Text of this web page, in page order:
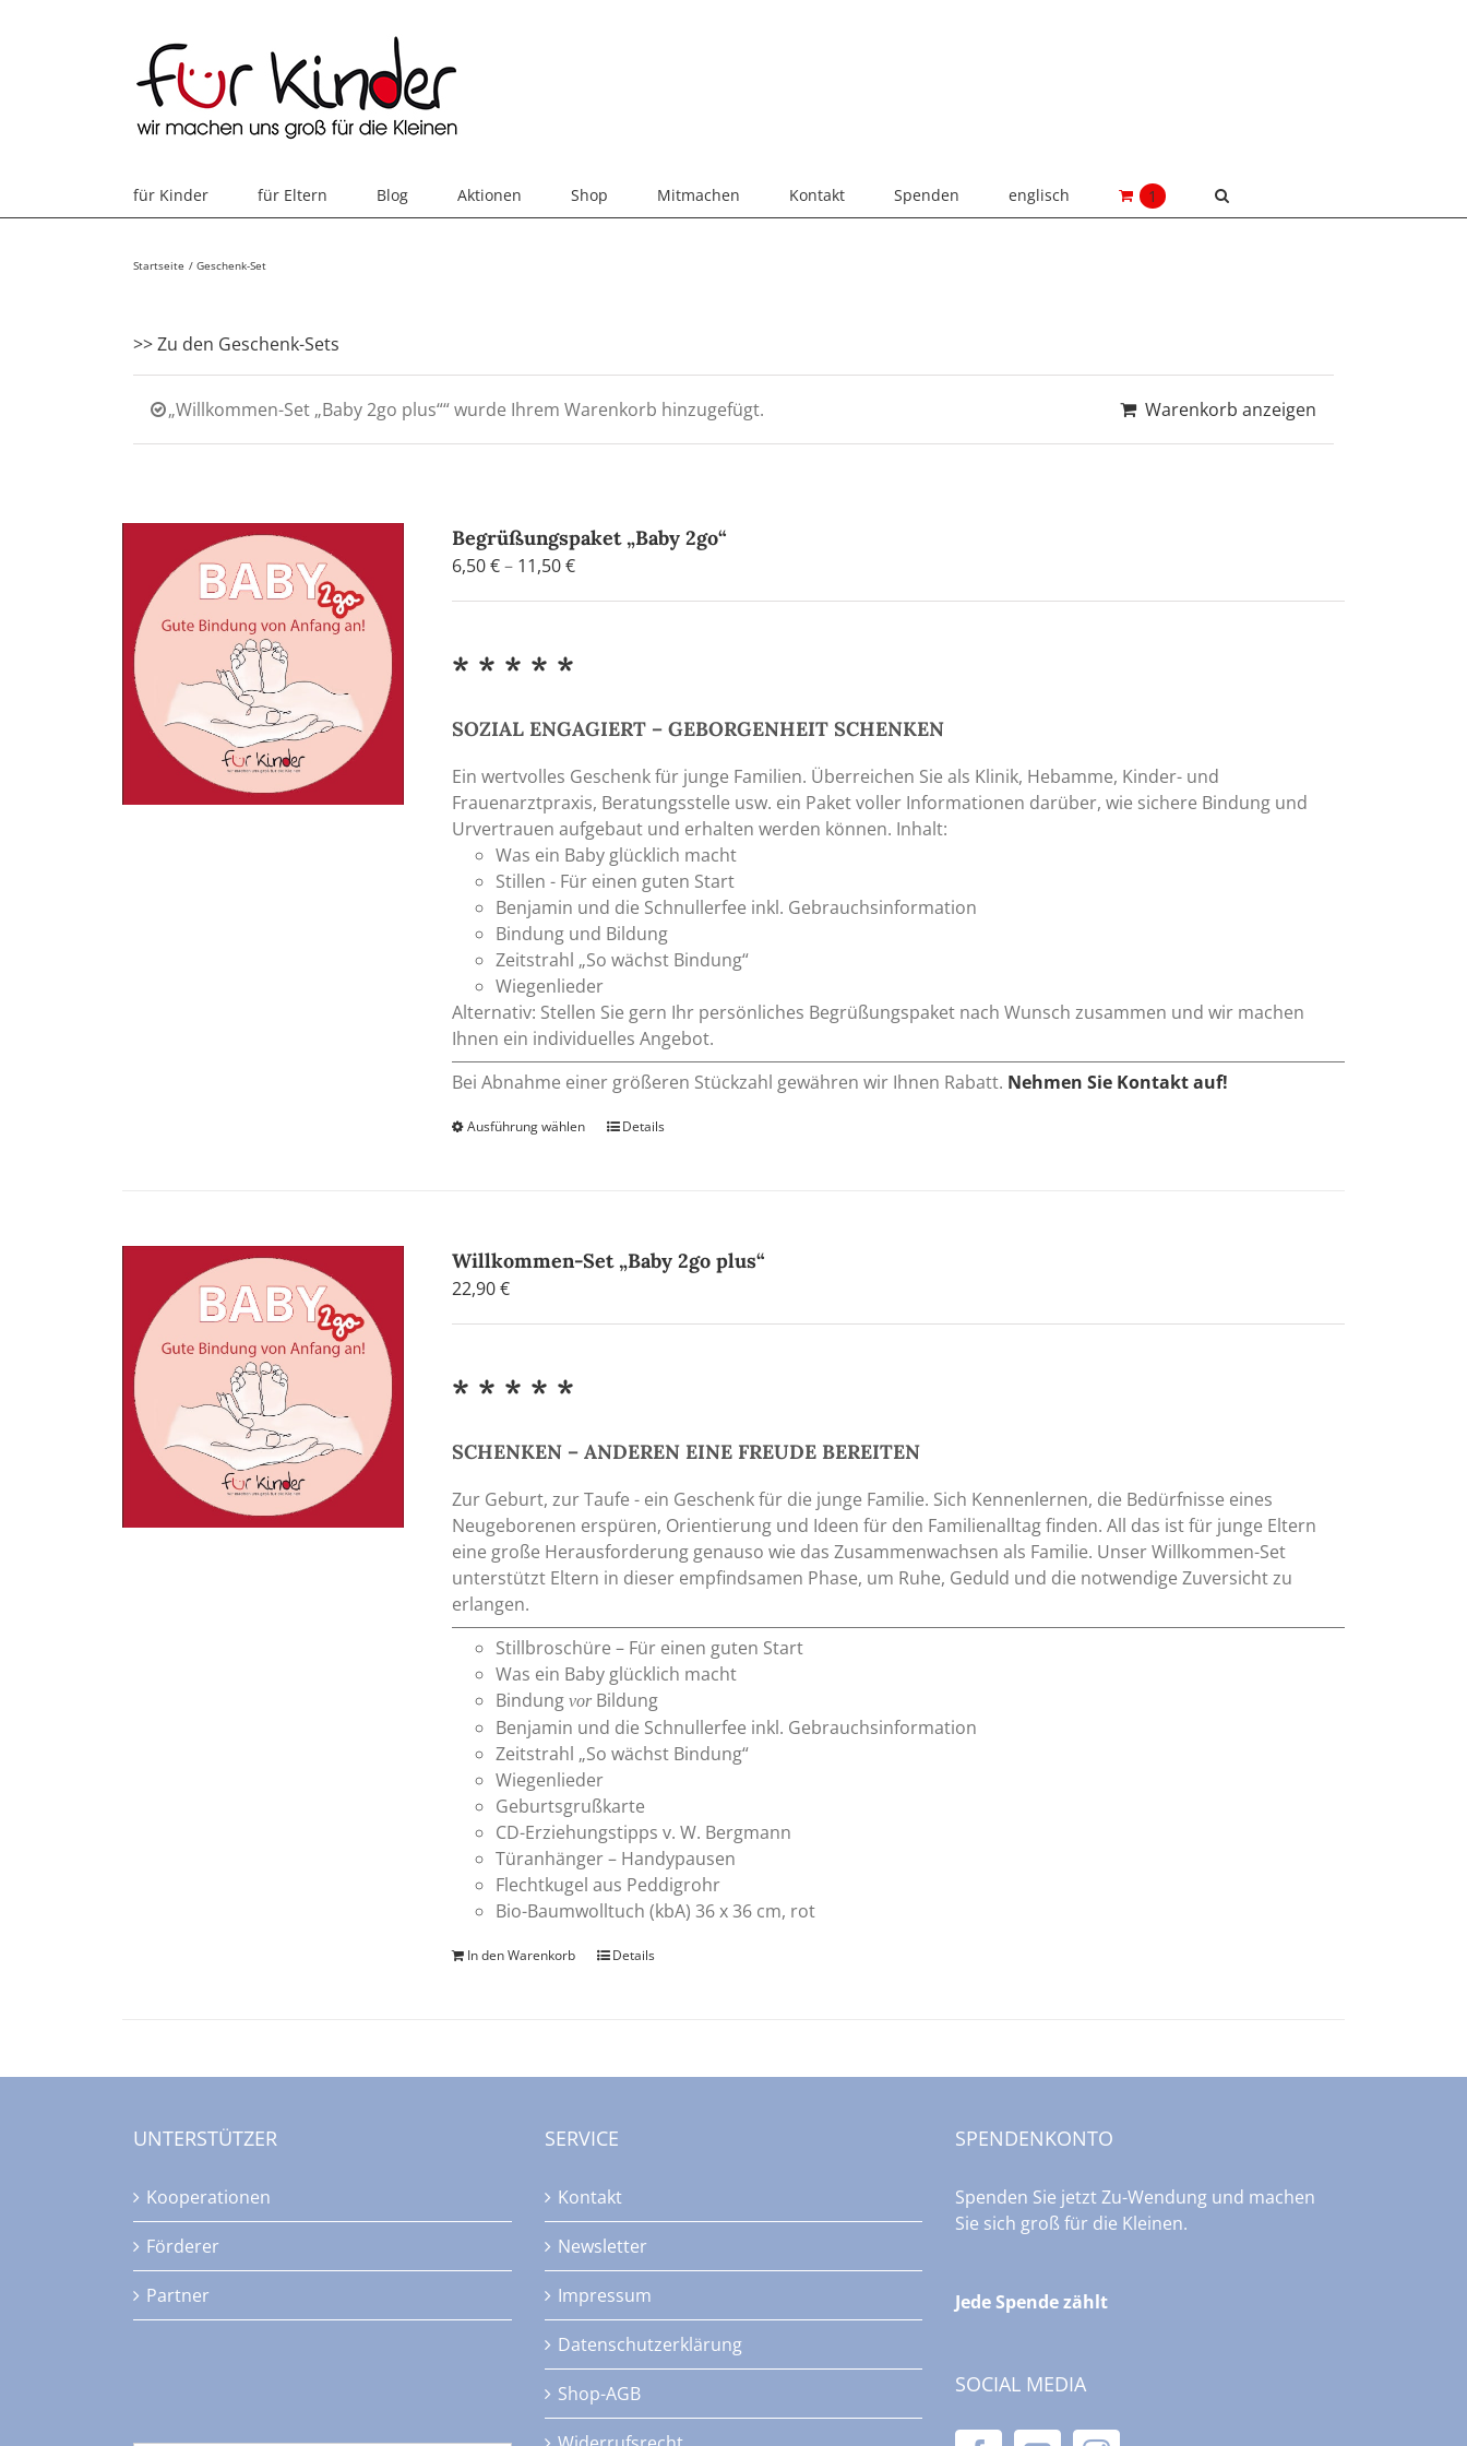
für Kinder für Eltern Blog Aktionen Shop Mitmachen Kontakt Spenden englisch 1
Startseite Geschenk-Set
>> Zu den Geschenk-Sets
„Willkommen-Set „Baby 2go plus““ wurde Ihrem Warenkorb hinzugefügt. Warenkorb anzeigen
Begrüßungspaket „Baby 2go“
6,50€– 11,50€Preisspanne:
* * * * *
SOZIAL ENGAGIERT – GEBORGENHEIT SCHENKEN
Ein wertvolles Geschenk für junge Familien. Überreichen Sie als Klinik, Hebamme, Kinder- und
Frauenarztpraxis, Beratungsstelle usw. ein Paket voller Informationen darüber, wie sichere Bindung und
Urvertrauen aufgebaut und erhalten werden können. Inhalt:
Was ein Baby glücklich macht
Stillen - Für einen guten Start
Benjamin und die Schnullerfee inkl. Gebrauchsinformation
Bindung und Bildung
Zeitstrahl „So wächst Bindung“
Wiegenlieder
Alternativ: Stellen Sie gern Ihr persönliches Begrüßungspaket nach Wunsch zusammen und wir machen
Ihnen ein individuelles Angebot.
Bei Abnahme einer größeren Stückzahl gewähren wir Ihnen Rabatt. Nehmen Sie Kontakt auf!
Ausführung wählen
Dieses
auf.
gewählt
Details
Willkommen-Set „Baby 2go plus“
22,90€
* * * * *
SCHENKEN – ANDEREN EINE FREUDE BEREITEN
Zur Geburt, zur Taufe - ein Geschenk für die junge Familie. Sich Kennenlernen, die Bedürfnisse eines
Neugeborenen erspüren, Orientierung und Ideen für den Familienalltag finden. All das ist für junge Eltern
eine große Herausforderung genauso wie das Zusammenwachsen als Familie. Unser Willkommen-Set
unterstützt Eltern in dieser empfindsamen Phase, um Ruhe, Geduld und die notwendige Zuversicht zu
erlangen.
Stillbroschüre – Für einen guten Start
Was ein Baby glücklich macht
BindungvorBildung
Benjamin und die Schnullerfee inkl. Gebrauchsinformation
Zeitstrahl „So wächst Bindung“
Wiegenlieder
Geburtsgrußkarte
CD-Erziehungstipps v. W. Bergmann
Türanhänger – Handypausen
Flechtkugel aus Peddigrohr
Bio-Baumwolltuch (kbA) 36 x 36 cm, rot
In den Warenkorb Details
UNTERSTÜTZER
Kooperationen
Förderer
Partner
SERVICE
Kontakt
Newsletter
Impressum
Datenschutzerklärung
Shop-AGB
SPENDENKONTO
Spenden Sie jetzt Zu-Wendung und machen
Sie sich groß für die Kleinen.
Jede Spende zählt
SOCIAL MEDIA